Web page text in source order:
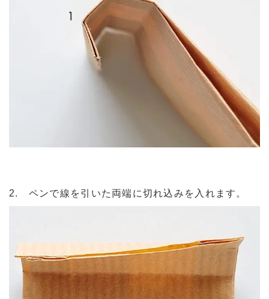
2. ペンで線を引いた両端に切れ込みを入れます。